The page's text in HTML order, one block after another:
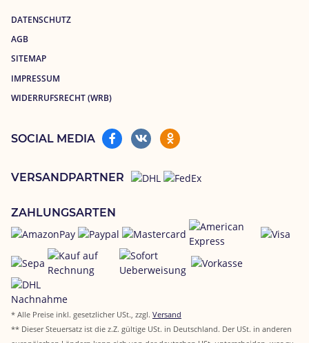
DATENSCHUTZ
AGB
SITEMAP
IMPRESSUM
WIDERRUFSRECHT (WRB)
SOCIAL MEDIA
VERSANDPARTNER
ZAHLUNGSARTEN
* Alle Preise inkl. gesetzlicher USt., zzgl. Versand
** Dieser Steuersatz ist die z.Z. gültige USt. in Deutschland. Der USt. in anderen